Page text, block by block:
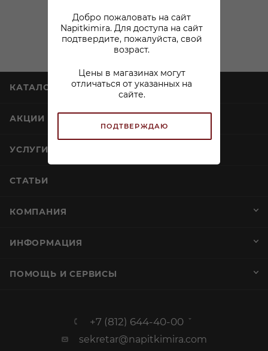
Добро пожаловать на сайт
Napitkimira. Для доступа на сайт
подтвердите, пожалуйста, свой
возраст.
Цены в магазинах могут
отличаться от указанных на
сайте.
ПОДТВЕРЖДАЮ
КАТАЛОГ
АКЦИИ
УСЛУГИ
СТАТЬИ
КОМПАНИЯ
ИНФОРМАЦИЯ
ПОМОЩЬ И СЕРВИСЫ
+7 (812) 644-40-00
sekretar@napitkimira.com